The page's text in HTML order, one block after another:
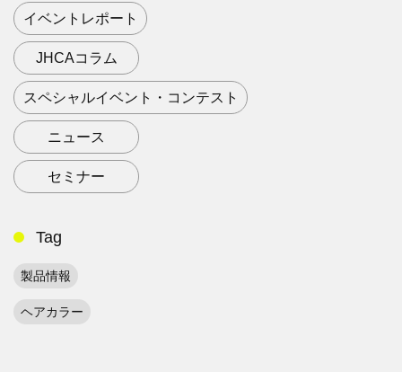
イベントレポート
JHCAコラム
スペシャルイベント・コンテスト
ニュース
セミナー
Tag
製品情報
ヘアカラー